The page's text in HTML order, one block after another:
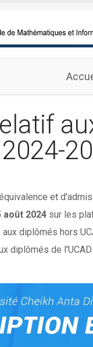
et
août 2024 sur les
diplômés hors
diplômés de